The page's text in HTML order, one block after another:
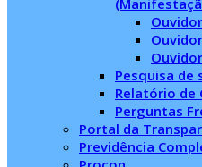
Pesquisa de
Relatório de
Perguntas
Portal da
Previdência